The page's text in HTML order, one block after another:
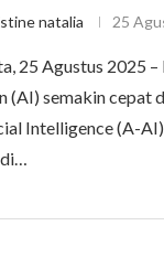
natalia 25
25 Agustus 2025
(AI) semakin cepat
Intelligence (A-